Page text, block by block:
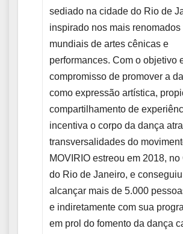
sediado na cidade do Rio de
inspirado nos mais renomados
mundiais de artes cênicas e
performances. Com o objetivo
compromisso de promover a
como expressão artística,
compartilhamento de
incentiva o corpo da dança
transversalidades do
MOVIRIO estreou em 2018, no
do Rio de Janeiro, e conseguiu
alcançar mais de 5.000
e indiretamente com sua
em prol do fomento da dança